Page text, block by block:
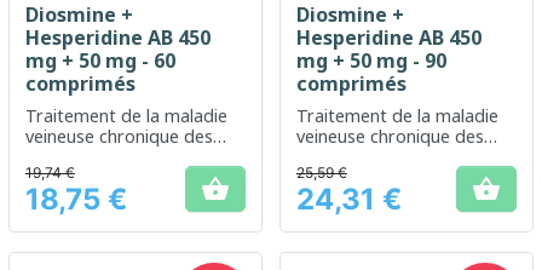
Diosmine +
Hesperidine AB 450
mg + 50 mg - 60
comprimés
Traitement de la maladie
veineuse chronique des
hémorroïdaire aiguë
Prix
19,74 €
18,75 € 
Diosmine +
Hesperidine AB 450
mg + 50 mg - 90
comprimés
Traitement de la maladie
veineuse chronique des
hémorroïdaire aiguë
Prix
25,59 €
24,31 € 